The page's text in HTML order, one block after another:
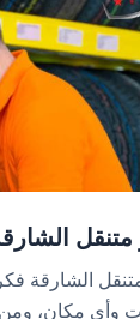
الشارقة | خدمة 24
الشارقة
وأي مكان، ومن